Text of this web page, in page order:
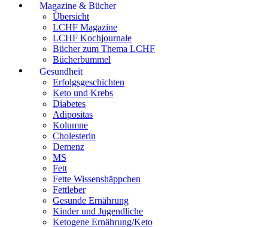
Magazine & Bücher
Übersicht
LCHF Magazine
LCHF Kochjournale
Bücher zum Thema LCHF
Bücherbummel
Gesundheit
Erfolgsgeschichten
Keto und Krebs
Diabetes
Adipositas
Kolumne
Cholesterin
Demenz
MS
Fett
Fette Wissenshäppchen
Fettleber
Gesunde Ernährung
Kinder und Jugendliche
Ketogene Ernährung/Keto